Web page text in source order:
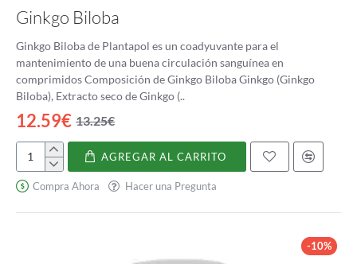
Ginkgo Biloba
Ginkgo Biloba de Plantapol es un coadyuvante para el
mantenimiento de una buena circulación sanguínea en
comprimidos Composición de Ginkgo Biloba Ginkgo (Ginkgo
Biloba), Extracto seco de Ginkgo (..
12.59€ 13.25€
Ginkgo
Biloba
AGREGAR AL CARRITO
Compra Ahora Hacer una Pregunta
-10%